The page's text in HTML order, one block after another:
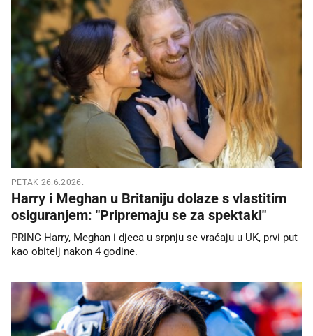
PETAK 26.6.2026.
Harry i Meghan u Britaniju dolaze s vlastitim
osiguranjem: "Pripremaju se za spektakl"
PRINC Harry, Meghan i djeca u srpnju se vraćaju u UK, prvi put
kao obitelj nakon 4 godine.